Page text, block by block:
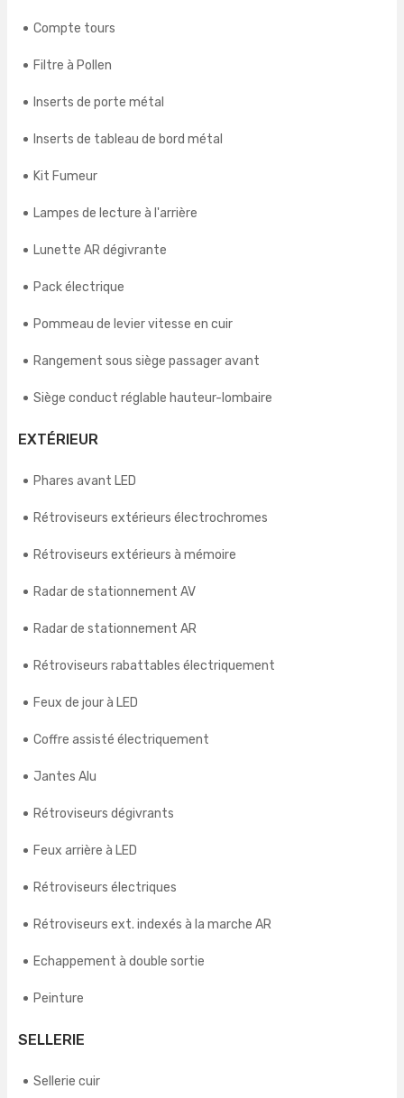
Compte tours
Filtre à Pollen
Inserts de porte métal
Inserts de tableau de bord métal
Kit Fumeur
Lampes de lecture à l'arrière
Lunette AR dégivrante
Pack électrique
Pommeau de levier vitesse en cuir
Rangement sous siège passager avant
Siège conduct réglable hauteur-lombaire
EXTÉRIEUR
Phares avant LED
Rétroviseurs extérieurs électrochromes
Rétroviseurs extérieurs à mémoire
Radar de stationnement AV
Radar de stationnement AR
Rétroviseurs rabattables électriquement
Feux de jour à LED
Coffre assisté électriquement
Jantes Alu
Rétroviseurs dégivrants
Feux arrière à LED
Rétroviseurs électriques
Rétroviseurs ext. indexés à la marche AR
Echappement à double sortie
Peinture
SELLERIE
Sellerie cuir